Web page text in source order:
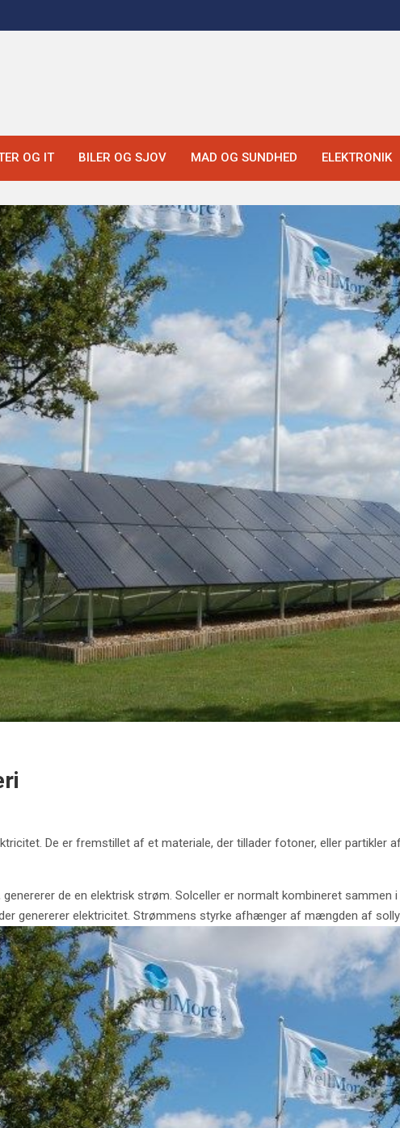
OG IT BILER OG SJOV MAD OG SUNDHED ELEKTRONIK
De er fremstillet af et materiale, der tillader fotoner, eller partikler
de en elektrisk strøm. Solceller er normalt kombineret
genererer elektricitet. Strømmens styrke afhænger af mængden af